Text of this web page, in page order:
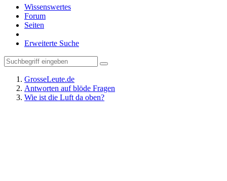
Wissenswertes
Forum
Seiten
Erweiterte Suche
GrosseLeute.de
Antworten auf blöde Fragen
Wie ist die Luft da oben?